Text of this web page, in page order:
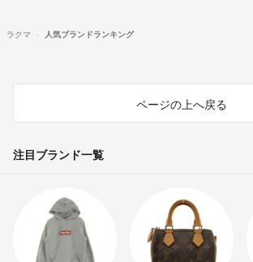
ラクマ 人気ブランドランキング
ページの上へ戻る
注目ブランド一覧